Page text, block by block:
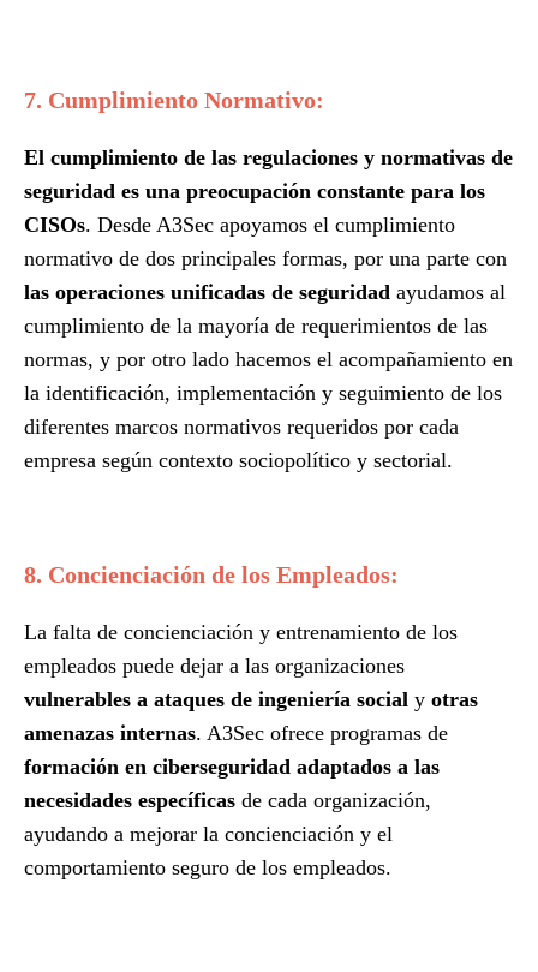
7. Cumplimiento Normativo:
El cumplimiento de las regulaciones y normativas de
seguridad es una preocupación constante para los
CISOs. Desde A3Sec apoyamos el cumplimiento
normativo de dos principales formas, por una parte con
las operaciones unificadas de seguridad ayudamos al
cumplimiento de la mayoría de requerimientos de las
normas, y por otro lado hacemos el acompañamiento en
la identificación, implementación y seguimiento de los
diferentes marcos normativos requeridos por cada
empresa según contexto sociopolítico y sectorial.
8. Concienciación de los Empleados:
La falta de concienciación y entrenamiento de los
empleados puede dejar a las organizaciones
vulnerables a ataques de ingeniería social y otras
amenazas internas. A3Sec ofrece programas de
formación en ciberseguridad adaptados a las
necesidades específicas de cada organización,
ayudando a mejorar la concienciación y el
comportamiento seguro de los empleados.